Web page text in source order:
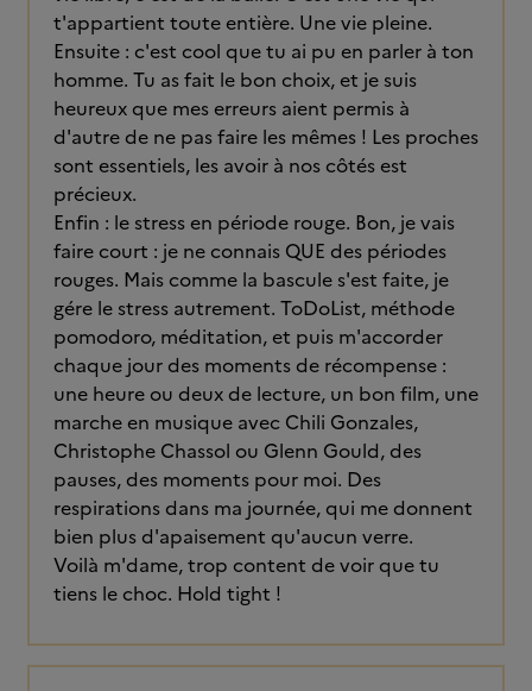
t'appartient toute entière. Une vie pleine.
Ensuite : c'est cool que tu ai pu en parler à ton
homme. Tu as fait le bon choix, et je suis
heureux que mes erreurs aient permis à
d'autre de ne pas faire les mêmes ! Les proches
sont essentiels, les avoir à nos côtés est
précieux.
Enfin : le stress en période rouge. Bon, je vais
faire court : je ne connais QUE des périodes
rouges. Mais comme la bascule s'est faite, je
gére le stress autrement. ToDoList, méthode
pomodoro, méditation, et puis m'accorder
chaque jour des moments de récompense :
une heure ou deux de lecture, un bon film, une
marche en musique avec Chili Gonzales,
Christophe Chassol ou Glenn Gould, des
pauses, des moments pour moi. Des
respirations dans ma journée, qui me donnent
bien plus d'apaisement qu'aucun verre.
Voilà m'dame, trop content de voir que tu
tiens le choc. Hold tight !